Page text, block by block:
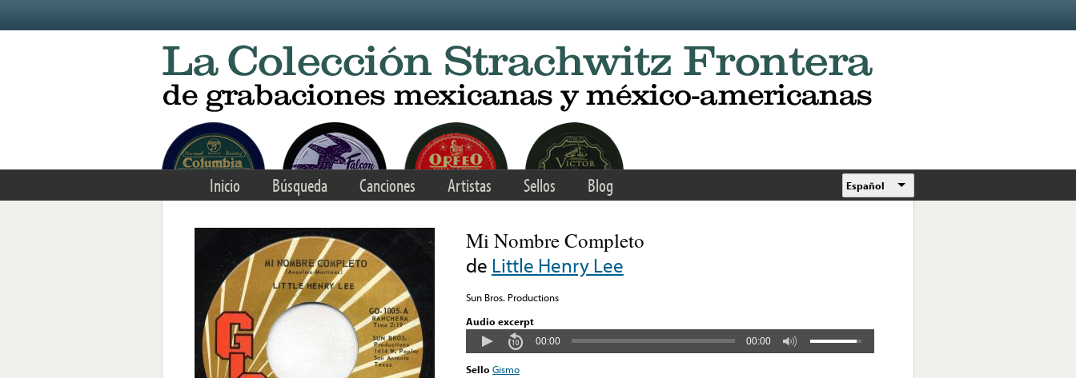
Inicio Búsqueda Canciones Artistas Sellos Blog Español
Mi Nombre Completo
de Little Henry Lee
Sun Bros. Productions
Audio excerpt
00:00 00:00
Sello Gismo